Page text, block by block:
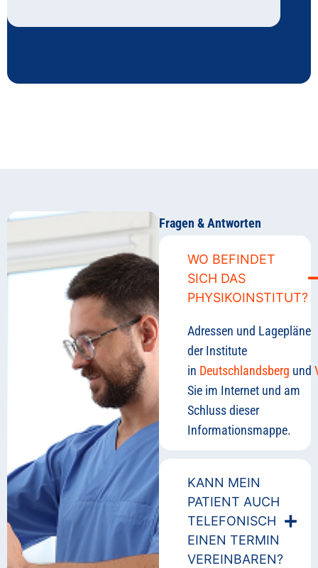
Fragen & Antworten
WO BEFINDET
SICH DAS
PHYSIKOINSTITUT?
Adressen und Lagepläne
der Institute
in Deutschlandsberg und
Sie im Internet und am
Schluss dieser
Informationsmappe.
KANN MEIN
PATIENT AUCH
TELEFONISCH
EINEN TERMIN
VEREINBAREN?